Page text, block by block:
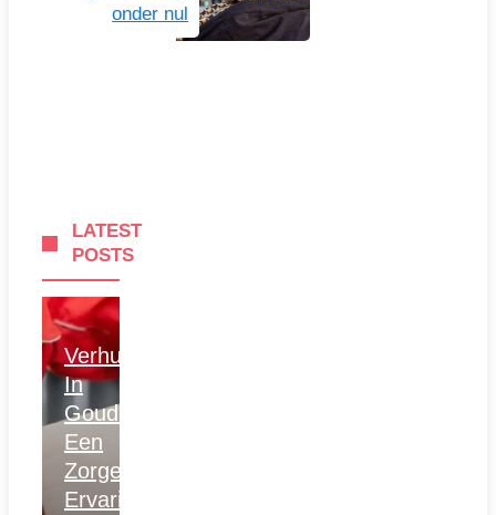
onder nul
LATEST
POSTS
Verhuizen
In
Gouda:
Een
Zorgeloze
Ervaring